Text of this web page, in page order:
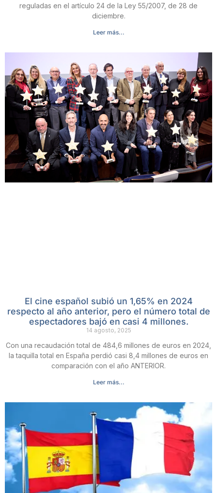
reguladas en el artículo 24 de la Ley 55/2007, de 28 de
diciembre.
Leer más...
El cine español subió un 1,65% en 2024
respecto al año anterior, pero el número total de
espectadores bajó en casi 4 millones.
14 agosto, 2025
Con una recaudación total de 484,6 millones de euros en 2024,
la taquilla total en España perdió casi 8,4 millones de euros en
comparación con el año ANTERIOR.
Leer más...